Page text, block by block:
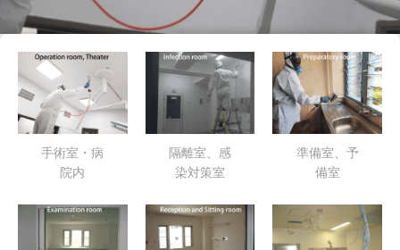
手術室・病
院内
隔離室、感
染対策室
準備室、予
備室